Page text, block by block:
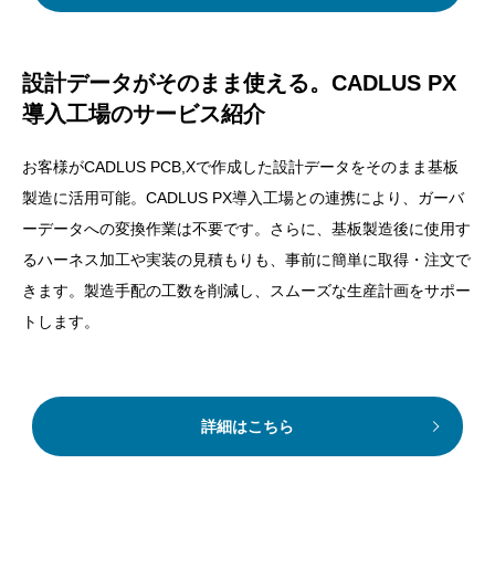
設計データがそのまま使える。CADLUS PX
導入工場のサービス紹介
お客様がCADLUS PCB,Xで作成した設計データをそのまま基板
製造に活用可能。CADLUS PX導入工場との連携により、ガーバ
ーデータへの変換作業は不要です。さらに、基板製造後に使用す
るハーネス加工や実装の見積もりも、事前に簡単に取得・注文で
きます。製造手配の工数を削減し、スムーズな生産計画をサポー
トします。
詳細はこちら